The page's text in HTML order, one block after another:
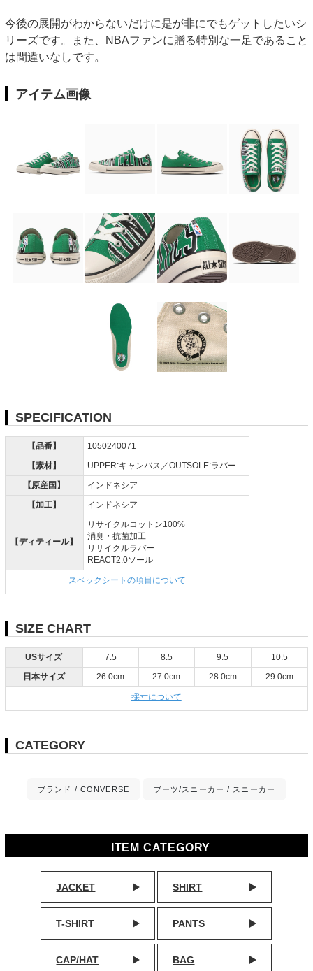
今後の展開がわからないだけに是が非にでもゲットしたいシ
リーズです。また、NBAファンに贈る特別な一足であること
は間違いなしです。
アイテム画像
SPECIFICATION
【品番】
1050240071
【素材】
UPPER:キャンバス／OUTSOLE:ラバー
【原産国】
インドネシア
【加工】
インドネシア
【ディティール】
リサイクルコットン100%
消臭・抗菌加工
リサイクルラバー
REACT2.0ソール
スペックシートの項目について
SIZE CHART
USサイズ 7.5 8.5 9.5
10.5
日本サイズ
26.0cm 27.0cm 28.0cm 29.0cm
採寸について
CATEGORY
ブランド / CONVERSE ブーツ/スニーカー / スニーカー
ITEM CATEGORY
JACKET SHIRT
T-SHIRT PANTS
CAP/HAT BAG